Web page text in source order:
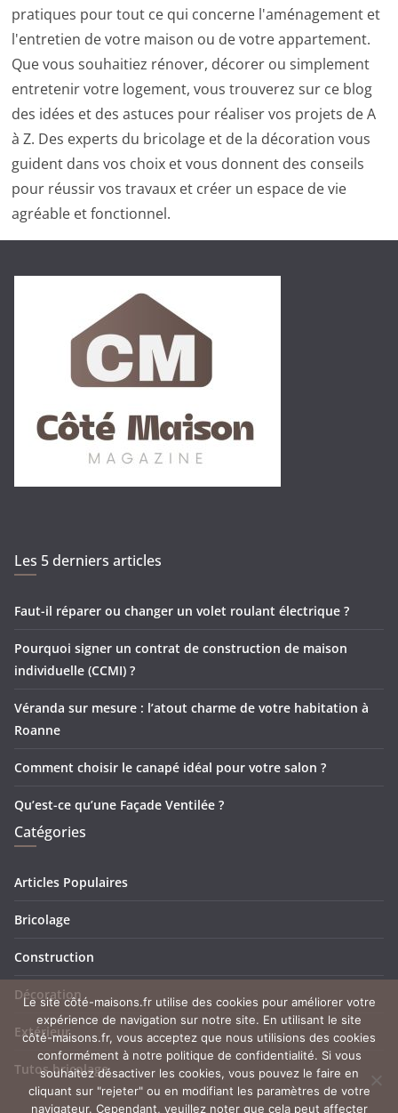
pratiques pour tout ce qui concerne l'aménagement et
l'entretien de votre maison ou de votre appartement.
Que vous souhaitiez rénover, décorer ou simplement
entretenir votre logement, vous trouverez sur ce blog
des idées et des astuces pour réaliser vos projets de A
à Z. Des experts du bricolage et de la décoration vous
guident dans vos choix et vous donnent des conseils
pour réussir vos travaux et créer un espace de vie
agréable et fonctionnel.
Les 5 derniers articles
Faut-il réparer ou changer un volet roulant électrique ?
Pourquoi signer un contrat de construction de maison
individuelle (CCMI) ?
Véranda sur mesure : l’atout charme de votre habitation à
Roanne
Comment choisir le canapé idéal pour votre salon ?
Qu’est-ce qu’une Façade Ventilée ?
Catégories
Articles Populaires
Bricolage
Construction
Décoration
Extérieur
Tutos bricolage
Le site côté-maisons.fr utilise des cookies pour améliorer votre
expérience de navigation sur notre site. En utilisant le site
côté-maisons.fr, vous acceptez que nous utilisions des cookies
conformément à notre politique de confidentialité. Si vous
souhaitez désactiver les cookies, vous pouvez le faire en
cliquant sur "rejeter" ou en modifiant les paramètres de votre
navigateur. Cependant, veuillez noter que cela peut affecter